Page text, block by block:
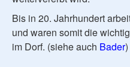
Bis in 20. Jahrhundert
und waren somit die
im Dorf. (siehe auch Bader)